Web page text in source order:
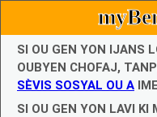
SI OU GEN YON IJANS
OUBYEN CHOFAJ,
SÈVIS SOSYAL OU A
SI OU GEN YON LAVI KI